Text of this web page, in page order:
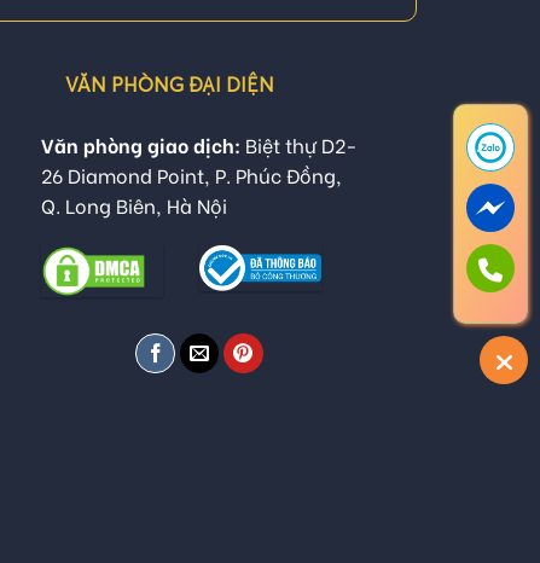
VĂN PHÒNG ĐẠI DIỆN
Văn phòng giao dịch: Biệt thự D2-
26 Diamond Point, P. Phúc Đồng,
Q. Long Biên, Hà Nội